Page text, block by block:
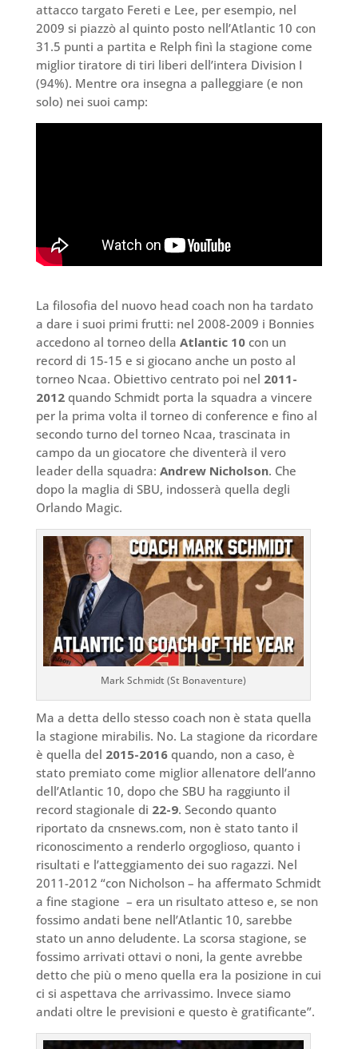
attacco targato Fereti e Lee, per esempio, nel
2009 si piazzò al quinto posto nell’Atlantic 10 con
31.5 punti a partita e Relph finì la stagione come
miglior tiratore di tiri liberi dell’intera Division I
(94%). Mentre ora insegna a palleggiare (e non
solo) nei suoi camp:
La filosofia del nuovo head coach non ha tardato
a dare i suoi primi frutti: nel 2008-2009 i Bonnies
accedono al torneo della Atlantic 10con un
record di 15-15 e si giocano anche un posto al
torneo Ncaa. Obiettivo centrato poi nel 2011-
2012quando Schmidt porta la squadra a vincere
per la prima volta il torneo di conference e fino al
secondo turno del torneo Ncaa, trascinata in
campo da un giocatore che diventerà il vero
leader della squadra: Andrew Nicholson. Che
dopo la maglia di SBU, indosserà quella degli
Orlando Magic.
Mark Schmidt (St Bonaventure)
Ma a detta dello stesso coach non è stata quella
la stagione mirabilis. No. La stagione da ricordare
è quella del 2015-2016quando, non a caso, è
stato premiato come miglior allenatore dell’anno
dell’Atlantic 10, dopo che SBU ha raggiunto il
record stagionale di 22-9. Secondo quanto
riportato da cnsnews.com, non è stato tanto il
riconoscimento a renderlo orgoglioso, quanto i
risultati e l’atteggiamento dei suo ragazzi. Nel
2011-2012 “con Nicholson – ha affermato Schmidt
a fine stagione – era un risultato atteso e, se non
fossimo andati bene nell’Atlantic 10, sarebbe
stato un anno deludente. La scorsa stagione, se
fossimo arrivati ottavi o noni, la gente avrebbe
detto che più o meno quella era la posizione in cui
ci si aspettava che arrivassimo. Invece siamo
andati oltre le previsioni e questo è gratificante”.